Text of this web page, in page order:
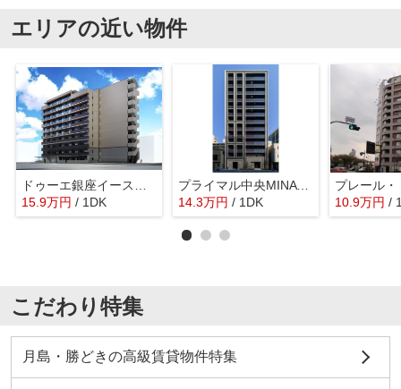
エリアの近い物件
ドゥーエ銀座イーストⅢ
15.9万円 / 1DK
プライマル中央MINATO
14.3万円 / 1DK 10.9万円 /
こだわり特集
月島・勝どきの高級賃貸物件特集